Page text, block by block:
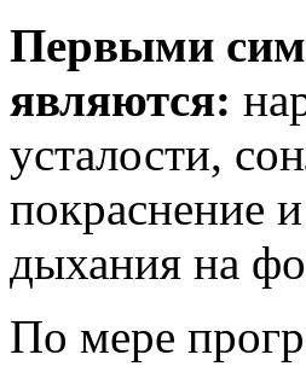
Первыми
являются:
усталости,
покраснение
дыхания на
По мере